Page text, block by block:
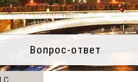
Вопрос-ответ
с